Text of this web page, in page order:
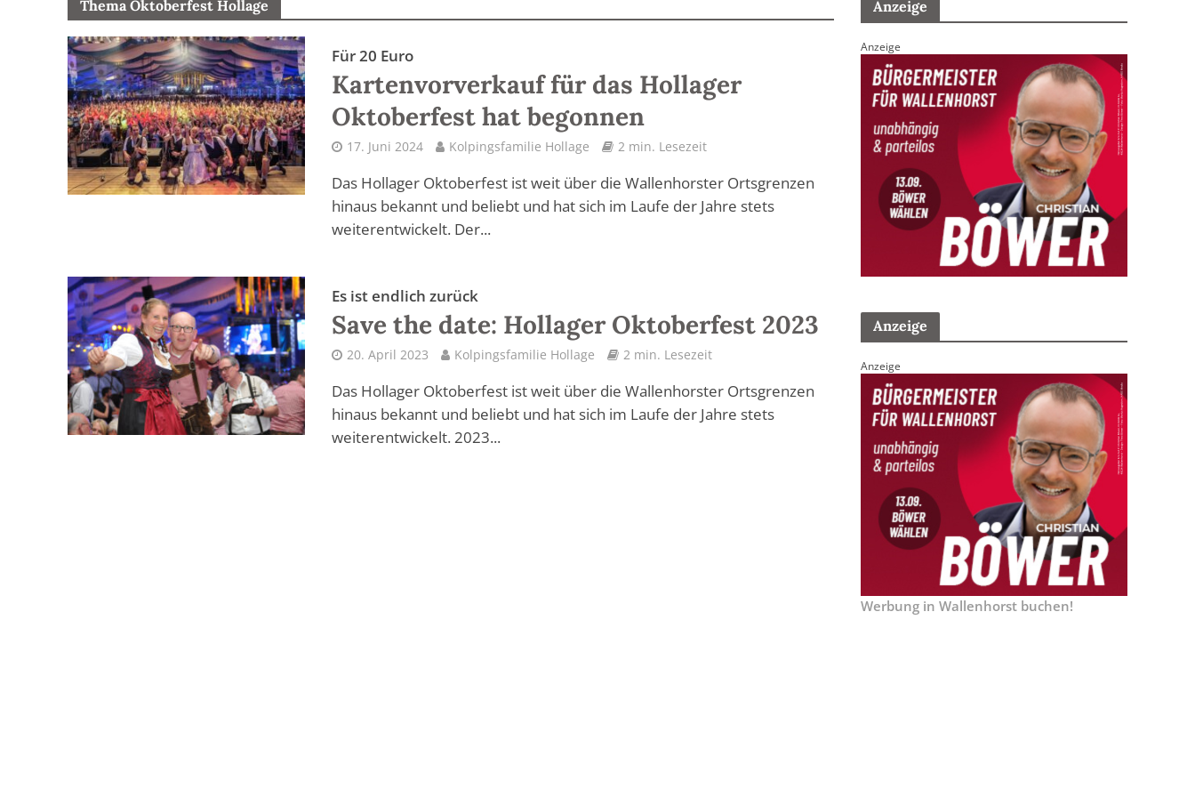
Thema Oktoberfest Hollage
Für 20 Euro
Kartenvorverkauf für das Hollager
Oktoberfest hat begonnen
17. Juni 2024 Kolpingsfamilie Hollage 2 min. Lesezeit
Das Hollager Oktoberfest ist weit über die Wallenhorster Ortsgrenzen
hinaus bekannt und beliebt und hat sich im Laufe der Jahre stets
weiterentwickelt. Der...
Es ist endlich zurück
Save the date: Hollager Oktoberfest 2023
20. April 2023 Kolpingsfamilie Hollage 2 min. Lesezeit
Das Hollager Oktoberfest ist weit über die Wallenhorster Ortsgrenzen
hinaus bekannt und beliebt und hat sich im Laufe der Jahre stets
weiterentwickelt. 2023...
Anzeige
Anzeige
Anzeige
Anzeige
Werbung in Wallenhorst buchen!